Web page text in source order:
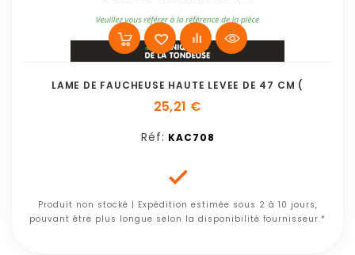
LAME DE FAUCHEUSE HAUTE LEVEE DE 47 CM (
25,21 €
Réf: KAC708

Produit non stocké | Expédition estimée sous 2 à 10 jours,
pouvant être plus longue selon la disponibilité fournisseur.*